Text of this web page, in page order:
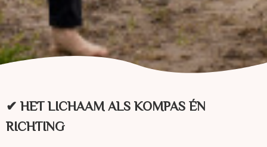
✔ HET LICHAAM ALS KOMPAS ÉN
RICHTING